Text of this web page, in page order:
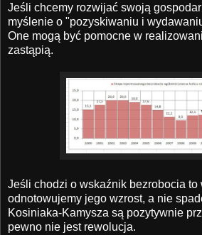
Jeśli chcemy rozwijać swoją
myślenie o "pozyskiwaniu i
One mogą być pomocne w
zastąpią.
Jeśli chodzi o wskaźnik bezrobocia to
odnotowujemy jego wzrost, a nie
Kosiniaka-Kamysza są pozytywnie
pewno nie jest rewolucja.